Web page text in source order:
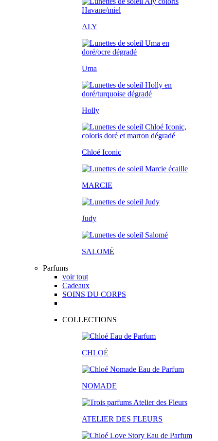
ALY
Uma
Holly
Chloé Iconic
MARCIE
Judy
SALOMÉ
Parfums
voir tout
Cadeaux
SOINS DU CORPS
COLLECTIONS
CHLOÉ
NOMADE
ATELIER DES FLEURS